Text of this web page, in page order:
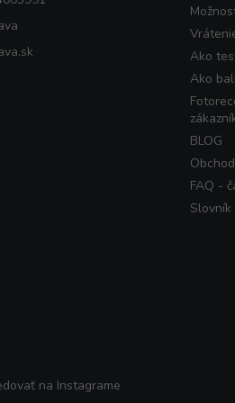
Ako
Ako
BLOG
FAQ -
Slovník
na Instagrame